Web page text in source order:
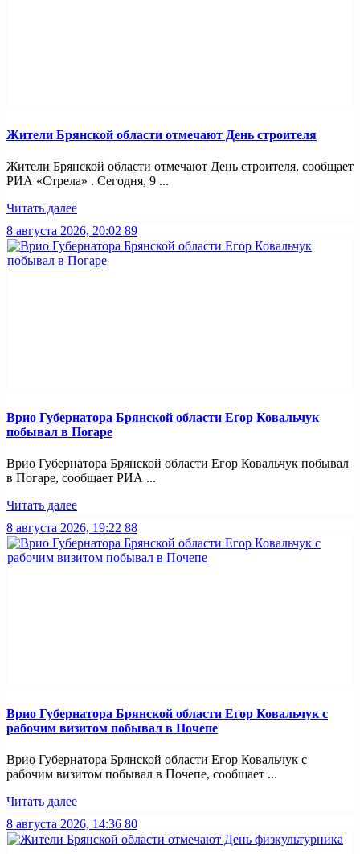
Жители Брянской области отмечают День строителя
Жители Брянской области отмечают День строителя, сообщает
РИА «Стрела» . Сегодня, 9 ...
Читать далее
8 августа 2026, 20:02 89
Врио Губернатора Брянской области Егор Ковальчук
побывал в Погаре
Врио Губернатора Брянской области Егор Ковальчук побывал
в Погаре, сообщает РИА ...
Читать далее
8 августа 2026, 19:22 88
Врио Губернатора Брянской области Егор Ковальчук с
рабочим визитом побывал в Почепе
Врио Губернатора Брянской области Егор Ковальчук с
рабочим визитом побывал в Почепе, сообщает ...
Читать далее
8 августа 2026, 14:36 80